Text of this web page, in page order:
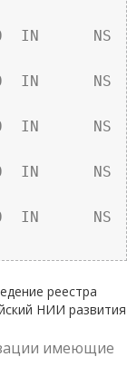
реестра
НИИ развития
имеющие